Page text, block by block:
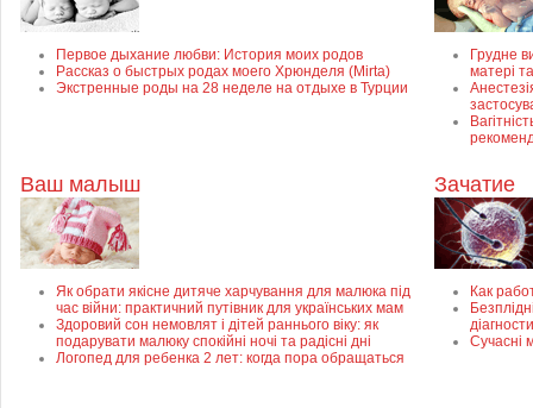
Первое дыхание любви: История моих родов
Рассказ о быстрых родах моего Хрюнделя (Mirta)
Экстренные роды на 28 неделе на отдыхе в Турции
Грудне
матері
Ваш малыш
Як обрати якісне дитяче харчування для малюка під
час війни: практичний путівник для українських мам
Здоровий сон немовлят і дітей раннього віку: як
подарувати малюку спокійні ночі та радісні дні
Логопед для ребенка 2 лет: когда пора обращаться
Зачатие
Как
Сучасні